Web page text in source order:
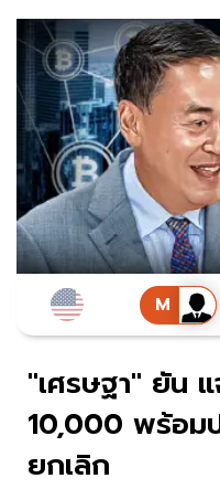
"เศรษฐา" ยัน
10,000 พร้อม
ยกเลิก